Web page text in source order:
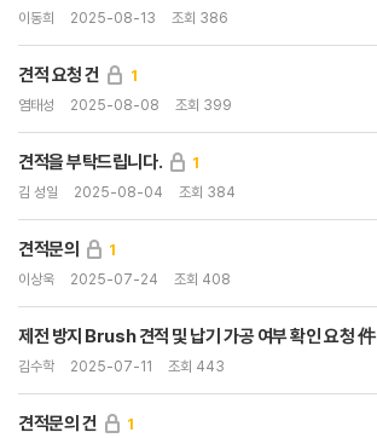
이동희 2025-08-13 조회 386
견적 요청 건 1
염태성 2025-08-08 조회 399
견적을 부탁드립니다. 1
김 성일 2025-08-04 조회 384
견적문의 1
이상욱 2025-07-24 조회 408
제전 방지 Brush 견적 및 납기 가공 여부 확인 요청 件
김수학 2025-07-11 조회 443
견적문의 건 1